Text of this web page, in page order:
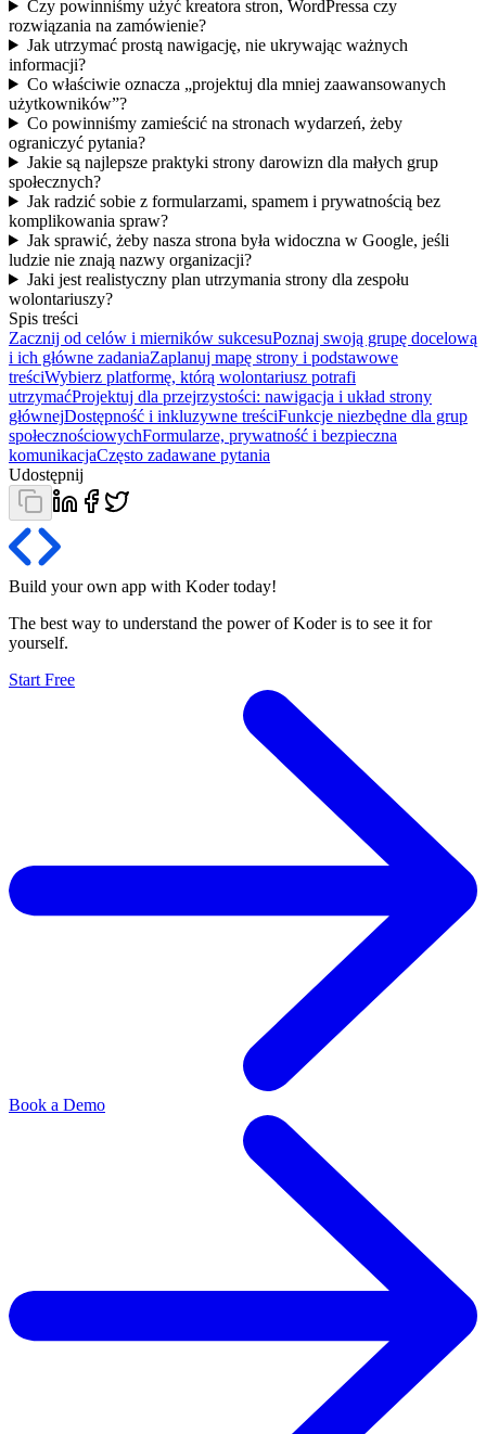
Czy powinniśmy użyć kreatora stron, WordPressa czy
rozwiązania na zamówienie?
Jak utrzymać prostą nawigację, nie ukrywając ważnych
informacji?
Co właściwie oznacza „projektuj dla mniej zaawansowanych
użytkowników”?
Co powinniśmy zamieścić na stronach wydarzeń, żeby
ograniczyć pytania?
Jakie są najlepsze praktyki strony darowizn dla małych grup
społecznych?
Jak radzić sobie z formularzami, spamem i prywatnością bez
komplikowania spraw?
Jak sprawić, żeby nasza strona była widoczna w Google, jeśli
ludzie nie znają nazwy organizacji?
Jaki jest realistyczny plan utrzymania strony dla zespołu
wolontariuszy?
Spis treści
Zacznij od celów i mierników sukcesuPoznaj swoją grupę docelową
i ich główne zadaniaZaplanuj mapę strony i podstawowe
treściWybierz platformę, którą wolontariusz potrafi
utrzymaćProjektuj dla przejrzystości: nawigacja i układ strony
głównejDostępność i inkluzywne treściFunkcje niezbędne dla grup
społecznościowychFormularze, prywatność i bezpieczna
komunikacjaCzęsto zadawane pytania
Udostępnij
Build your own app with Koder today!
The best way to understand the power of Koder is to see it for
yourself.
Start Free
Book a Demo